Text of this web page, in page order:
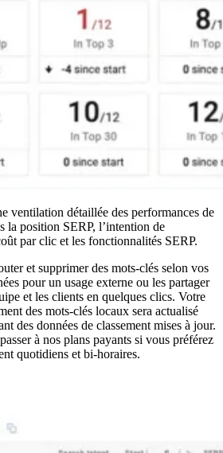
ventilation détaillée des performances de
la position SERP, l’intention de
par clic et les fonctionnalités SERP.
et supprimer des mots-clés selon vos
pour un usage externe ou les partager
et les clients en quelques clics. Votre
des mots-clés locaux sera actualisé
des données de classement mises à jour.
à nos plans payants si vous préférez
quotidiens et bi-horaires.